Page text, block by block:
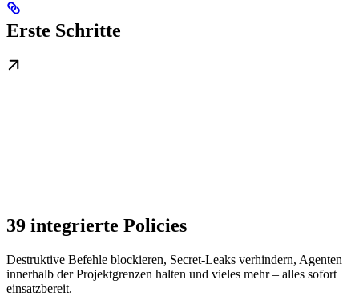
Erste Schritte
39 integrierte Policies
Destruktive Befehle blockieren, Secret-Leaks verhindern, Agenten
innerhalb der Projektgrenzen halten und vieles mehr – alles sofort
einsatzbereit.